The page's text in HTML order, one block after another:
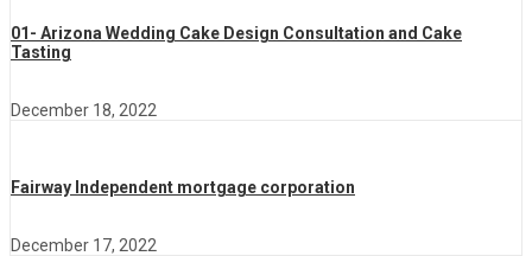
01- Arizona Wedding Cake Design Consultation and Cake
Tasting
December 18, 2022
Fairway Independent mortgage corporation
December 17, 2022